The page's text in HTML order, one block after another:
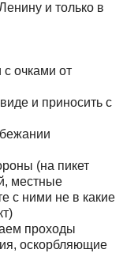
и только в
с очками от
и приносить с
(на пикет
местные
с ними не в какие
проходы
оскорбляющие